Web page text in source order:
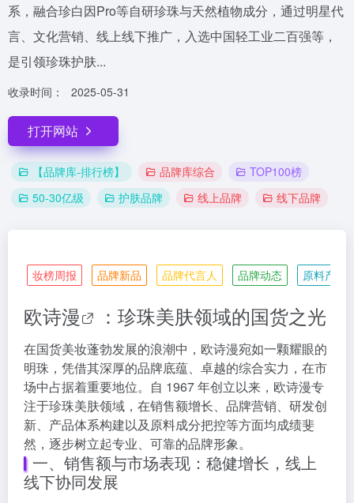
系，融合珍白因Pro等自研珍珠与天然植物成分，通过明星代
言、文化营销、线上线下推广，入选中国轻工业二百强等，
是引领珍珠护肤...
收录时间： 2025-05-31
打开网站
【品牌库-排行榜】 品牌库综合
TOP100榜
50-30亿级
护肤品牌 线上品牌 线下品牌
妆榜周报 品牌新品 品牌代言人 品牌动态 原料产业
欧诗漫 ：珍珠美肤领域的国货之光
在国货美妆蓬勃发展的浪潮中，欧诗漫宛如一颗耀眼的
明珠，凭借其深厚的品牌底蕴、卓越的综合实力，在市
场中占据着重要地位。自 1967 年创立以来，欧诗漫专
注于珍珠美肤领域，在销售额增长、品牌营销、研发创
新、产品体系构建以及原料成分把控等方面均成绩斐
然，逐步树立起专业、可靠的品牌形象。
一、销售额与市场表现：稳健增长，线上
线下协同发展